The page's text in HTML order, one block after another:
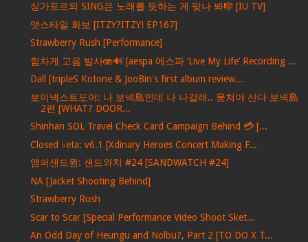
싱가포르의 SING은 노래를 뜻하는 게 맞나 봐🎼 [IU TV]
앳스타일 화보 [ITZY?ITZY! EP167]
Strawberry Rush [Performance]
힘차게 고음 발사🫨🔊 [aespa 에스파 ‘Live My Life’ Recording ...
Dall [tripleS Kotone & JooBin's first album review...
보이넥스트도어: 나 보넥島인데 나 나갈래.. 뭉쳐야 산다 보넥島
2편 [WHAT? DOOR...
Shinhan SOL Travel Check Card Campaign Behind 💳 [...
Closed ♭eta: v6.1 [Xdinary Heroes Concert Making F...
앰퍼샌드원: 샌드와치 #24 [SANDWATCH #24]
NA [Jacket Shooting Behind]
Strawberry Rush
Scar to Scar [Special Performance Video Shoot Sket...
An Odd Day of Heungu and Nolbu?, Part 2 [TO DO X T...